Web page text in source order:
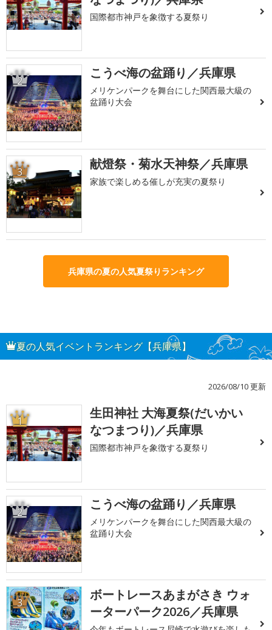
国際都市神戸を象徴する夏祭り
2 こうべ海の盆踊り／兵庫県
メリケンパークを舞台にした関西最大級の
盆踊り大会
3 献燈祭・菊水天神祭／兵庫県
家族で楽しめる催しが充実の夏祭り
兵庫県の夏の人気夏祭りランキング
夏の人気イベントランキング【兵庫県】
2026/08/10 更新
1
生田神社 大海夏祭(だいかい
なつまつり)／兵庫県
国際都市神戸を象徴する夏祭り
2 こうべ海の盆踊り／兵庫県
メリケンパークを舞台にした関西最大級の
盆踊り大会
3
ボートレースあまがさき ウォ
ーターパーク2026／兵庫県